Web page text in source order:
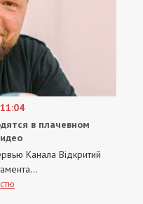
в плачевном
Канала Відкритий